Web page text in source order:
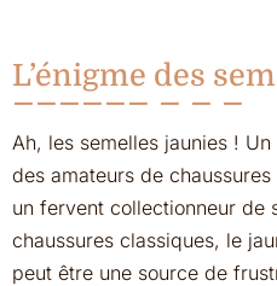
L’énigme des
Ah, les semelles jaunies !
des amateurs de
un fervent collectionneur de
chaussures classiques, le
peut être une source de